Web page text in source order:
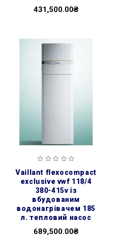
431,500.00₴
vaillant flexocompact
exclusive vwf 118/4
380-415v із
вбудованим
водонагрівачем 185
л. тепловий насос
689,500.00₴